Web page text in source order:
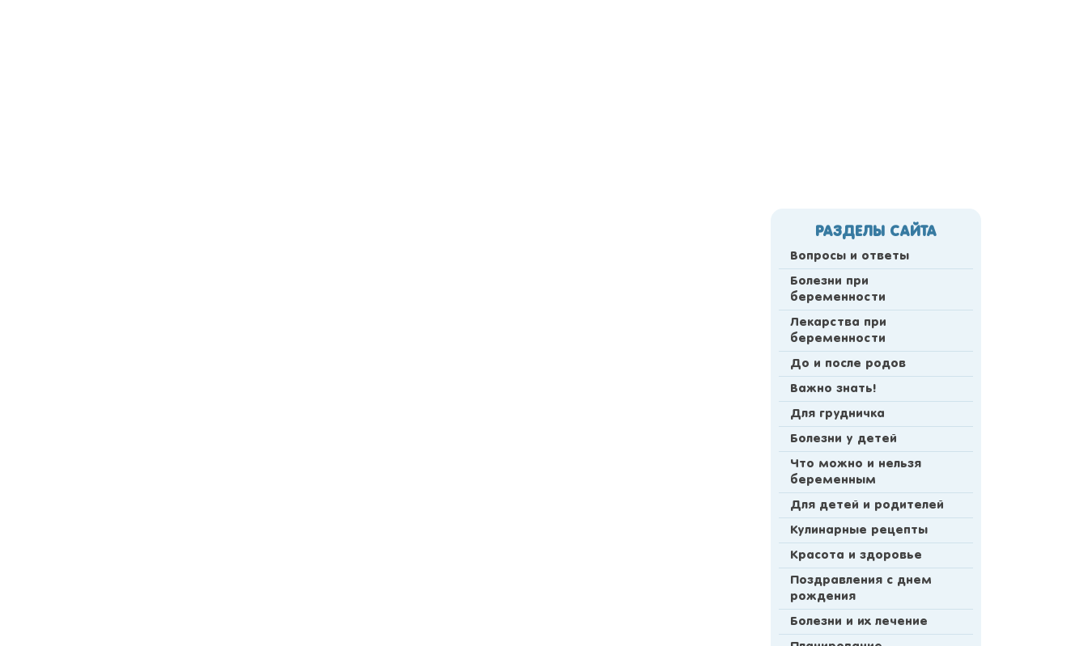
РАЗДЕЛЫ САЙТА
Вопросы и ответы
Болезни при
беременности
Лекарства при
беременности
До и после родов
Важно знать!
Для грудничка
Болезни у детей
Что можно и нельзя
беременным
Для детей и родителей
Кулинарные рецепты
Красота и здоровье
Поздравления с днем
рождения
Болезни и их лечение